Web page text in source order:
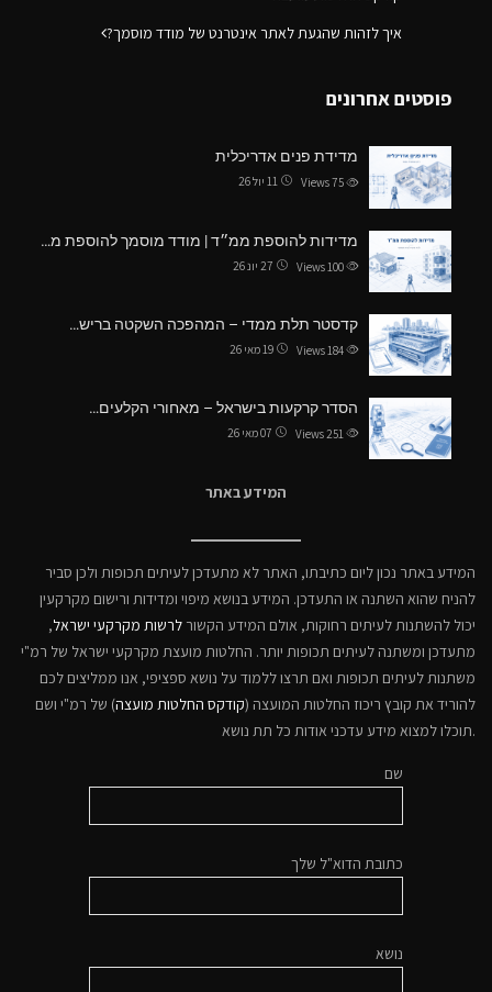
איך לזהות שהגעת לאתר אינטרנט של מודד מוסמך?
פוסטים אחרונים
מדידת פנים אדריכלית
11 יול 26 Views
מדידות להוספת ממ״ד | מודד מוסמך להוספת מ…
27 יונ 26 Views
קדסטר תלת ממדי – המהפכה השקטה בריש…
19 מאי 26 Views
הסדר קרקעות בישראל – מאחורי הקלעים…
07 מאי 26 Views
המידע באתר
המידע באתר נכון ליום כתיבתו, האתר לא מתעדכן לעיתים תכופות ולכן סביר
להניח שהוא השתנה או התעדכן. המידע בנושא מיפוי ומדידות ורישום מקרקעין
יכול להשתנות לעיתים רחוקות, אולם המידע הקשור לרשות מקרקעי ישראל,
מתעדכן ומשתנה לעיתים תכופות יותר. החלטות מועצת מקרקעי ישראל של רמ"י
משתנות לעיתים תכופות ואם תרצו ללמוד על נושא ספציפי, אנו ממליצים לכם
להוריד את קובץ ריכוז החלטות המועצה (קודקס החלטות מועצה) של רמ"י ושם
תוכלו למצוא מידע עדכני אודות כל תת נושא.
שם
כתובת הדוא"ל שלך
נושא